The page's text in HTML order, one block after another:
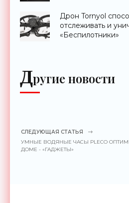
Дрон Tornyol
отслеживать и
«Беспилотники»
Другие новости
СЛЕДУЮЩАЯ СТАТЬЯ
УМНЫЕ ВОДЯНЫЕ ЧАСЫ PLECO
ДОМЕ - «ГАДЖЕТЫ»